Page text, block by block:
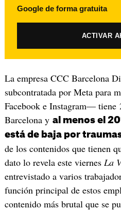
Google de forma gratuita
ACTIVAR
La empresa CCC Barcelona
subcontratada por Meta para
Facebook e Instagram— tiene
Barcelona y al menos el
está de baja por
de los contenidos que tienen
dato lo revela este viernes La
entrevistado a varios
función principal de estos
contenido más brutal que se